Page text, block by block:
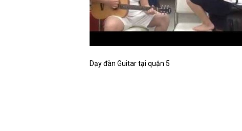
Dạy đàn Guitar tại quận 5